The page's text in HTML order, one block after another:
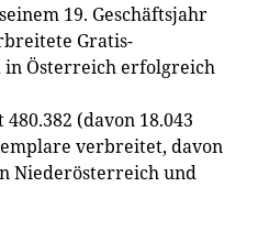
19. Geschäftsjahr
Gratis-
in Österreich erfolgreich
(davon 18.043
verbreitet, davon
Niederösterreich und